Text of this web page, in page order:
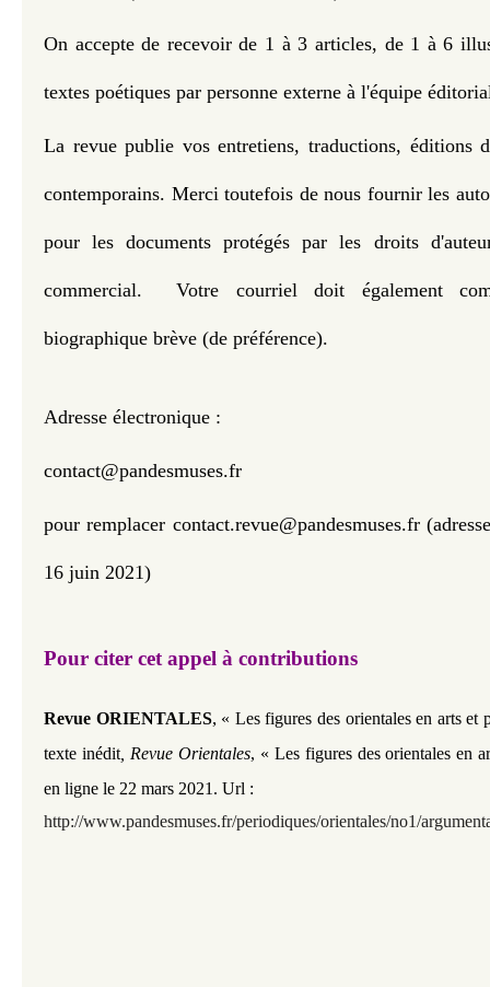
On accepte de recevoir de 1 à 3 articles, de 1 à 6
textes poétiques par personne externe à l'équipe
La revue publie vos entretiens, traductions, éditions
contemporains. Merci toutefois de nous fournir les
pour les documents protégés par les droits
commercial. Votre courriel doit également
biographique brève (de préférence).
Adresse électronique :
contact@pandesmuses.fr
pour remplacer contact.revue@pandesmuses.fr
16 juin 2021)
Pour citer cet appel à contributions
Revue ORIENTALES, « ​Les figures des orientales en arts et
texte inédit, Revue Orientales, « Les figures des orientales en
en ligne le 22 mars 2021. Url :
http://www.pandesmuses.fr/periodiques/orientales/no1/​